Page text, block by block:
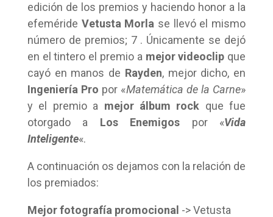
edición de los premios y haciendo honor a la
efeméride Vetusta Morla se llevó el mismo
número de premios; 7 . Únicamente se dejó
en el tintero el premio a mejor videoclip que
cayó en manos de Rayden, mejor dicho, en
Ingeniería Pro por «Matemática de la Carne»
y el premio a mejor álbum rock que fue
otorgado a Los Enemigos por «Vida
Inteligente«.
A continuación os dejamos con la relación de
los premiados:
Mejor fotografía promocional -> Vetusta